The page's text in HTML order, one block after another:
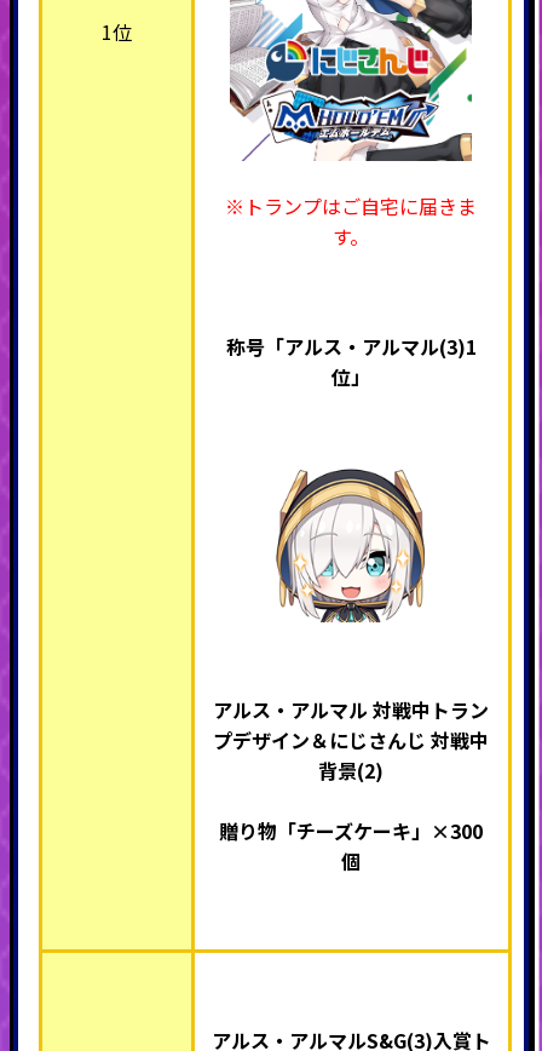
1位
※トランプはご自宅に届きま
す。
称号「アルス・アルマル(3)1
位」
アルス・アルマル 対戦中トラン
プデザイン＆にじさんじ 対戦中
背景(2)
贈り物「チーズケーキ」×300
個
アルス・アルマルS&G(3)入賞ト